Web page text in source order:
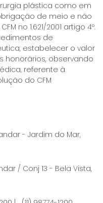
plástica como em
de meio e não
no 1.621/2001 artigo 4º.
de
estabelecer o valor
honorários, observando
referente à
do CFM
andar - Jardim do Mar,
/ Conj 13 - Bela Vista,